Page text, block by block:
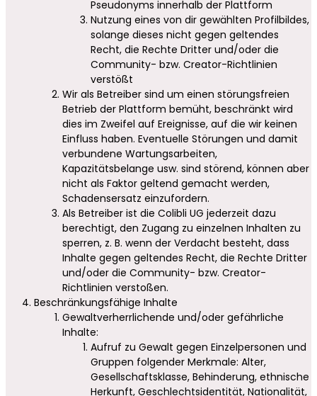
Pseudonyms innerhalb der Plattform
Nutzung eines von dir gewählten Profilbildes,
solange dieses nicht gegen geltendes
Recht, die Rechte Dritter und/oder die
Community- bzw. Creator-Richtlinien
verstößt
Wir als Betreiber sind um einen störungsfreien
Betrieb der Plattform bemüht, beschränkt wird
dies im Zweifel auf Ereignisse, auf die wir keinen
Einfluss haben. Eventuelle Störungen und damit
verbundene Wartungsarbeiten,
Kapazitätsbelange usw. sind störend, können aber
nicht als Faktor geltend gemacht werden,
Schadensersatz einzufordern.
Als Betreiber ist die Colibli UG jederzeit dazu
berechtigt, den Zugang zu einzelnen Inhalten zu
sperren, z. B. wenn der Verdacht besteht, dass
Inhalte gegen geltendes Recht, die Rechte Dritter
und/oder die Community- bzw. Creator-
Richtlinien verstoßen.
Beschränkungsfähige Inhalte
Gewaltverherrlichende und/oder gefährliche
Inhalte:
Aufruf zu Gewalt gegen Einzelpersonen und
Gruppen folgender Merkmale: Alter,
Gesellschaftsklasse, Behinderung, ethnische
Herkunft, Geschlechtsidentität, Nationalität,